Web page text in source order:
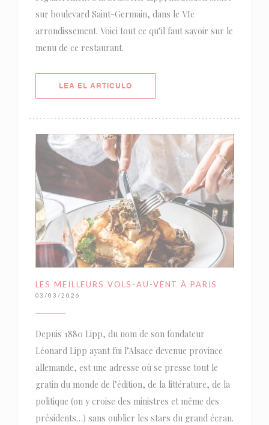
sur boulevard Saint-Germain, dans le VIe
arrondissement. Voici tout ce qu’il faut savoir sur le
menu de ce restaurant.
LEA EL ARTICULO((ABRE EN UNA NUEVA
LES MEILLEURS VOLS-AU-VENT À PARIS
03/03/2026
Depuis 1880 Lipp, du nom de son fondateur
Léonard Lipp ayant fui l’Alsace devenue province
allemande, est une adresse où se presse tout le
gratin du monde de l’édition, de la littérature, de la
politique (on y croise des ministres et même des
présidents…) sans oublier les stars du grand écran.